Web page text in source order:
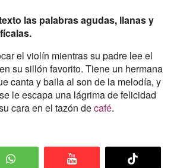
las palabras agudas, llanas y
el violín mientras su padre lee el
su sillón favorito. Tiene un hermana
canta y baila al son de la melodía, y
le escapa una lágrima de felicidad
cara en el tazón decafé.